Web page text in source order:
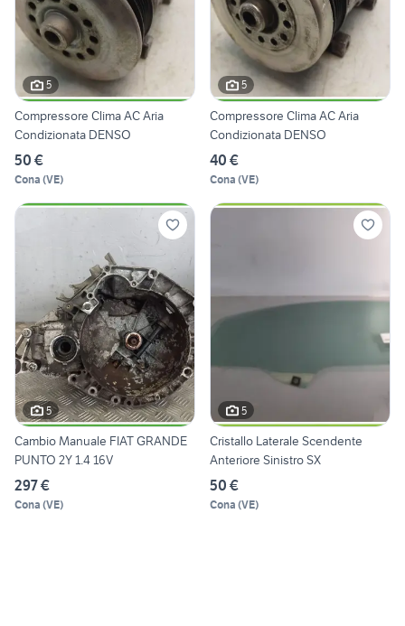
5
Compressore Clima AC Aria
Condizionata DENSO
50 €
Cona (VE)
5
Compressore Clima AC Aria
Condizionata DENSO
40 €
Cona (VE)
5
Cambio Manuale FIAT GRANDE
PUNTO 2Y 1.4 16V
297 €
Cona (VE)
5
Cristallo Laterale Scendente
Anteriore Sinistro SX
50 €
Cona (VE)